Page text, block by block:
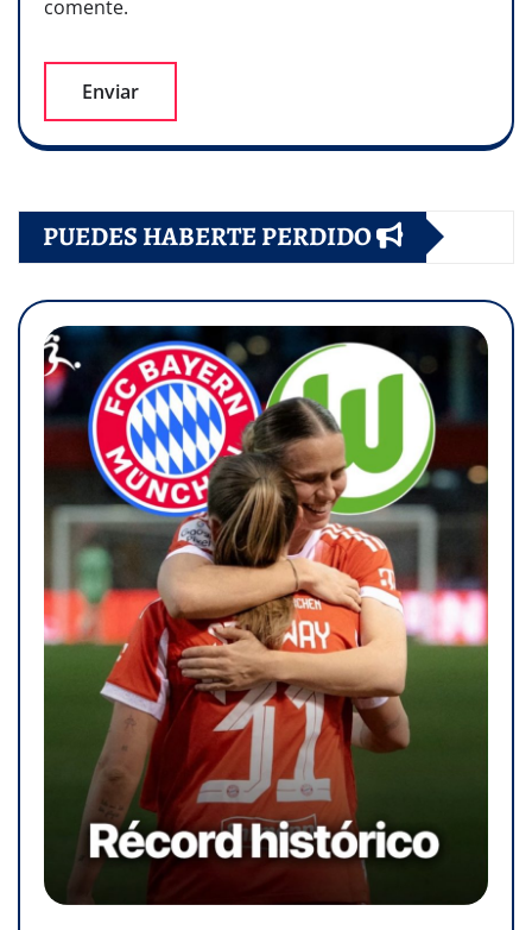
comente.
PUEDES HABERTE PERDIDO